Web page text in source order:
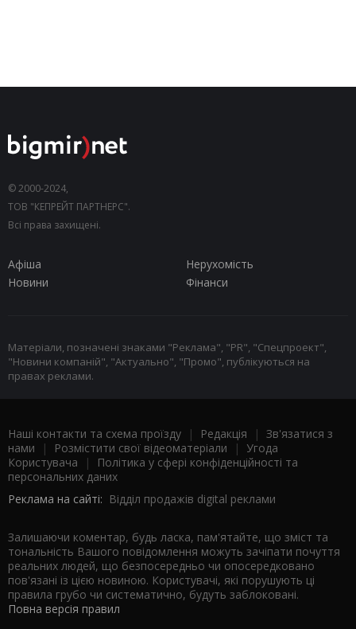
© 2000-2024,
ТОВ "КЕПРЕЙТ ПАРТНЕРС".
Всі права захищені.
Афіша
Нерухомість
Новини
Фінанси
Матеріали, позначені знаками "Реклама", "PR", "Спецпроект",
"Новини компаній", "Актуально", "Промо", публікуються на
правах реклами.
Наші контакти та схема проїзду | Редакція | Зв'язатися з
нами | Розмістити свої відеоматеріали | Угода
Користувача |
Політика у сфері конфіденційності та
персональних даних
Реклама на сайті: Відділ продажів digital реклами
Залишаючи коментар, будь ласка, пам'ятайте, що зміст та
тональність Вашого повідомлення можуть зачіпати почуття
реальних людей, що безпосередньо чи опосередковано
пов'язані із цією новиною. Користувачі, які порушують ці
правила грубо чи систематично, будуть заблоковані.
Повна версія правил